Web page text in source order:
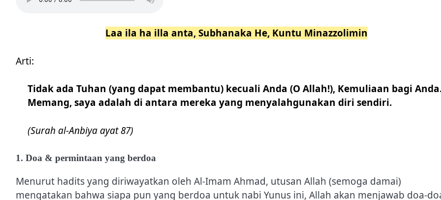
Laa ila ha illa anta, Subhanaka He, Kuntu Minazzolimin
Arti:
Tidak ada Tuhan (yang dapat membantu) kecuali Anda (O Allah!), Kemuliaan bagi
Memang, saya adalah di antara mereka yang menyalahgunakan diri sendiri.
(Surah al-Anbiya ayat 87)
1. Doa & permintaan yang berdoa
Menurut hadits yang diriwayatkan oleh Al-Imam Ahmad, utusan Allah (semoga damai)
mengatakan bahwa siapa pun yang berdoa untuk nabi Yunus ini, Allah akan menjawab doa-